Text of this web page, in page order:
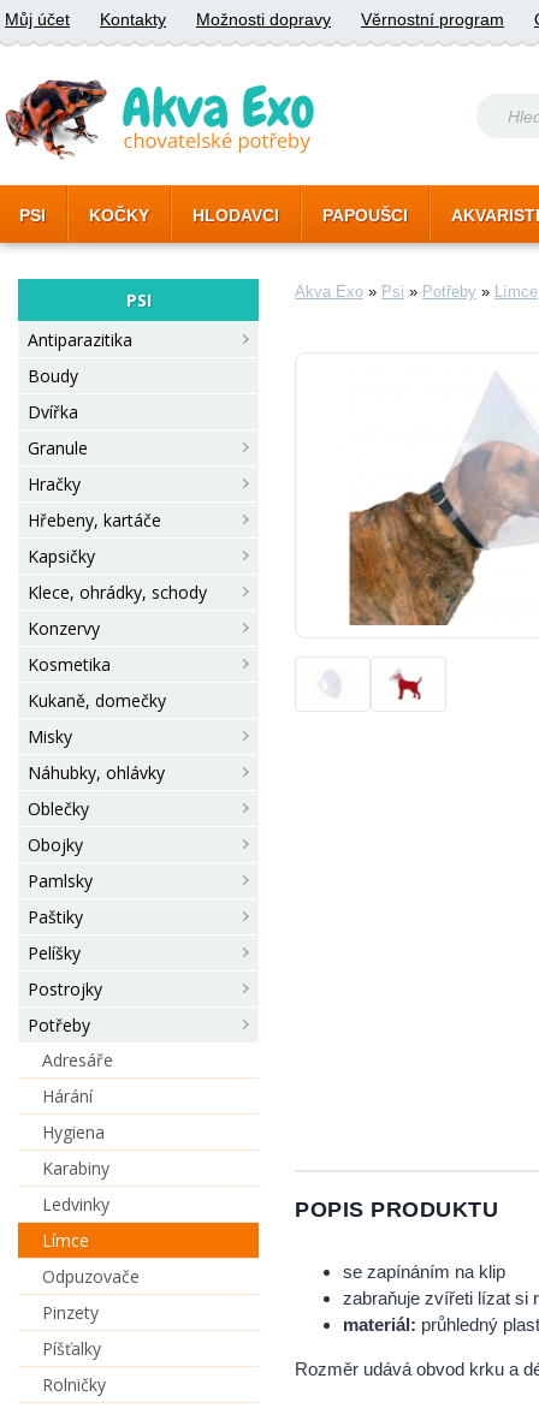
Můj účet Kontakty Možnosti dopravy Věrnostní program
PSI KOČKY HLODAVCI PAPOUŠCI
PSI
Antiparazitika
Boudy
Dvířka
Granule
Hračky
Hřebeny, kartáče
Kapsičky
Klece, ohrádky, schody
Konzervy
Kosmetika
Kukaně, domečky
Misky
Náhubky, ohlávky
Oblečky
Obojky
Pamlsky
Paštiky
Pelíšky
Postrojky
Potřeby
Adresáře
Hárání
Hygiena
Karabiny
Ledvinky
Límce
Odpuzovače
Pinzety
Píšťalky
Rolničky
Akva Exo » Psi » Potřeby » Límce
POPIS PRODUKTU
se zapínáním na klip
zabraňuje zvířeti lízat si
materiál: průhledný plast
Rozměr udává obvod krku a